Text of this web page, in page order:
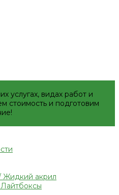
услугах, видах работ и
стоимость и подготовим
Жидкий акрил